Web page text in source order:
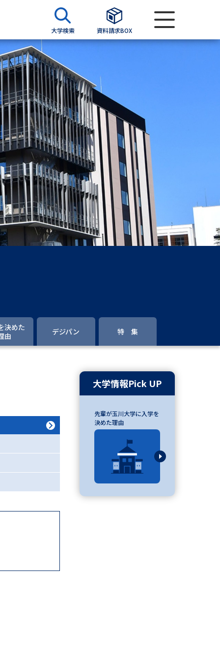
大学検索 資料請求BOX
書
書
過去問題集
留学・進学関連、塾・予備校
請求
高等学校卒業程度認定試験
大学検索
デジタルパンフレット
（高3生用）
決めた
由
デジパン 特 集
大学情報Pick UP
先輩が玉川大学に入学を
決めた理由